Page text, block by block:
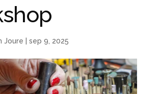
Joure sep 9, 2025